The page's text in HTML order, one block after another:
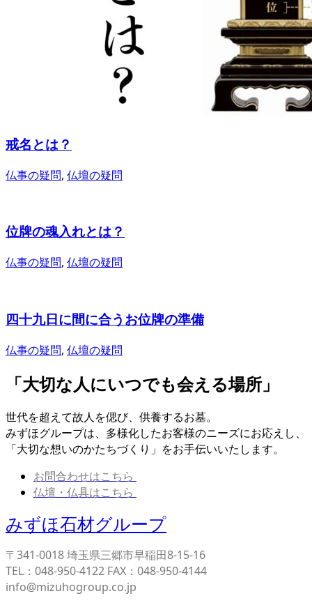
戒名とは？
仏事の疑問, 仏壇の疑問
位牌の魂入れとは？
仏事の疑問, 仏壇の疑問
四十九日に間に合うお位牌の準備
仏事の疑問, 仏壇の疑問
「大切な人にいつでも会える場所」
世代を超えて故人を偲び、供養するお墓。
みずほグループは、多様化したお客様のニーズにお応えし、
「大切な想いのかたちづくり」をお手伝いいたします。
お問合わせはこちら
仏壇・仏具はこちら
みずほ石材グループ
〒341-0018 埼玉県三郷市早稲田8-15-16
TEL：048-950-4122 FAX：048-950-4144
info@mizuhogroup.co.jp